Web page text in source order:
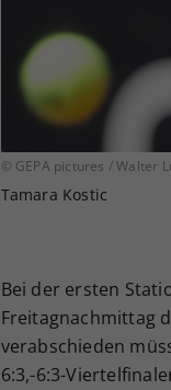
© GEPA pictures / Walter
Tamara Kostic
Bei der ersten
Freitagnachmittag
verabschieden
6:3,-6:3-